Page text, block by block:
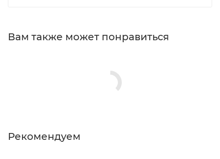
Вам также может понравиться
Рекомендуем